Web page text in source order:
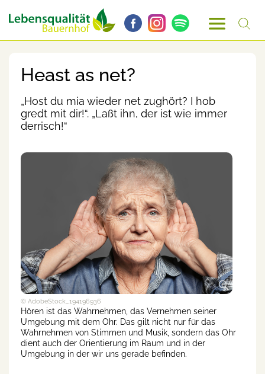
Heast as net?
„Host du mia wieder net zughört? I hob
gredt mit dir!“. „Laßt ihn, der ist wie immer
derrisch!“
© AdobeStock_194196936
Hören ist das Wahrnehmen, das Vernehmen seiner
Umgebung mit dem Ohr. Das gilt nicht nur für das
Wahrnehmen von Stimmen und Musik, sondern das Ohr
dient auch der Orientierung im Raum und in der
Umgebung in der wir uns gerade befinden.